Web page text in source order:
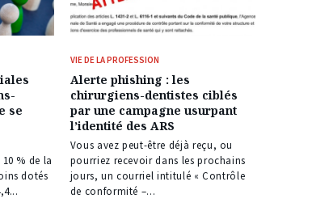
se
% de la
dotés
VIE DE LA PROFESSION
Alerte phishing : les
chirurgiens-dentistes ciblés
par une campagne usurpant
l’identité des ARS
Vous avez peut-être déjà reçu, ou
pourriez recevoir dans les prochains
jours, un courriel intitulé « Contrôle
de conformité –...